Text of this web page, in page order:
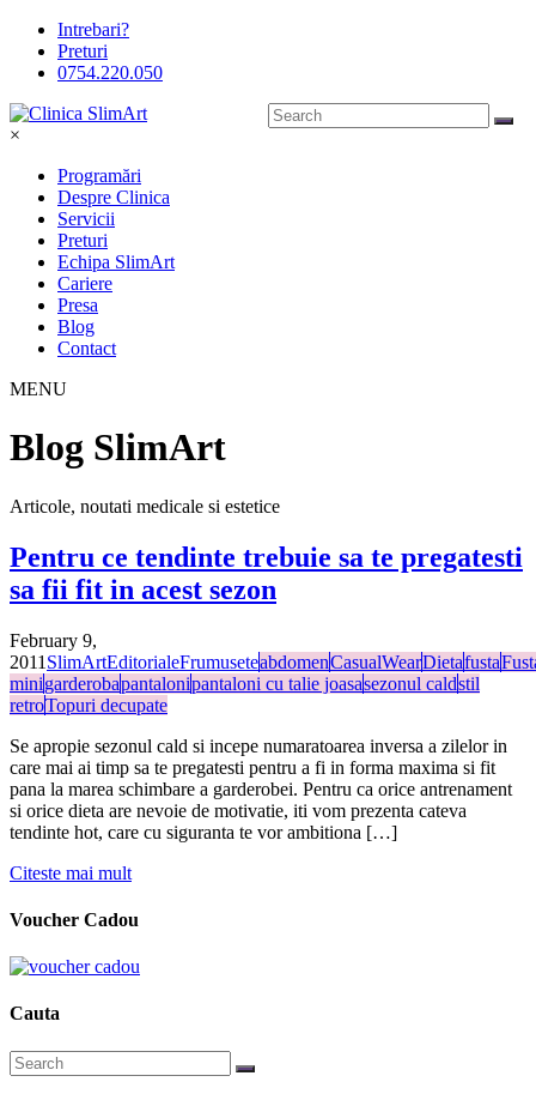
Intrebari?
Preturi
0754.220.050
×
Programări
Despre Clinica
Servicii
Preturi
Echipa SlimArt
Cariere
Presa
Blog
Contact
MENU
Blog SlimArt
Articole, noutati medicale si estetice
Pentru ce tendinte trebuie sa te pregatesti
sa fii fit in acest sezon
February 9,
2011 SlimArtEditorialeFrumuseteabdomenCasualWearDietafusta
minigarderobapantalonipantaloni cu talie joasasezonul caldstil
retroTopuri decupate
Se apropie sezonul cald si incepe numaratoarea inversa a zilelor in
care mai ai timp sa te pregatesti pentru a fi in forma maxima si fit
pana la marea schimbare a garderobei. Pentru ca orice antrenament
si orice dieta are nevoie de motivatie, iti vom prezenta cateva
tendinte hot, care cu siguranta te vor ambitiona […]
Citeste mai mult
Voucher Cadou
Cauta